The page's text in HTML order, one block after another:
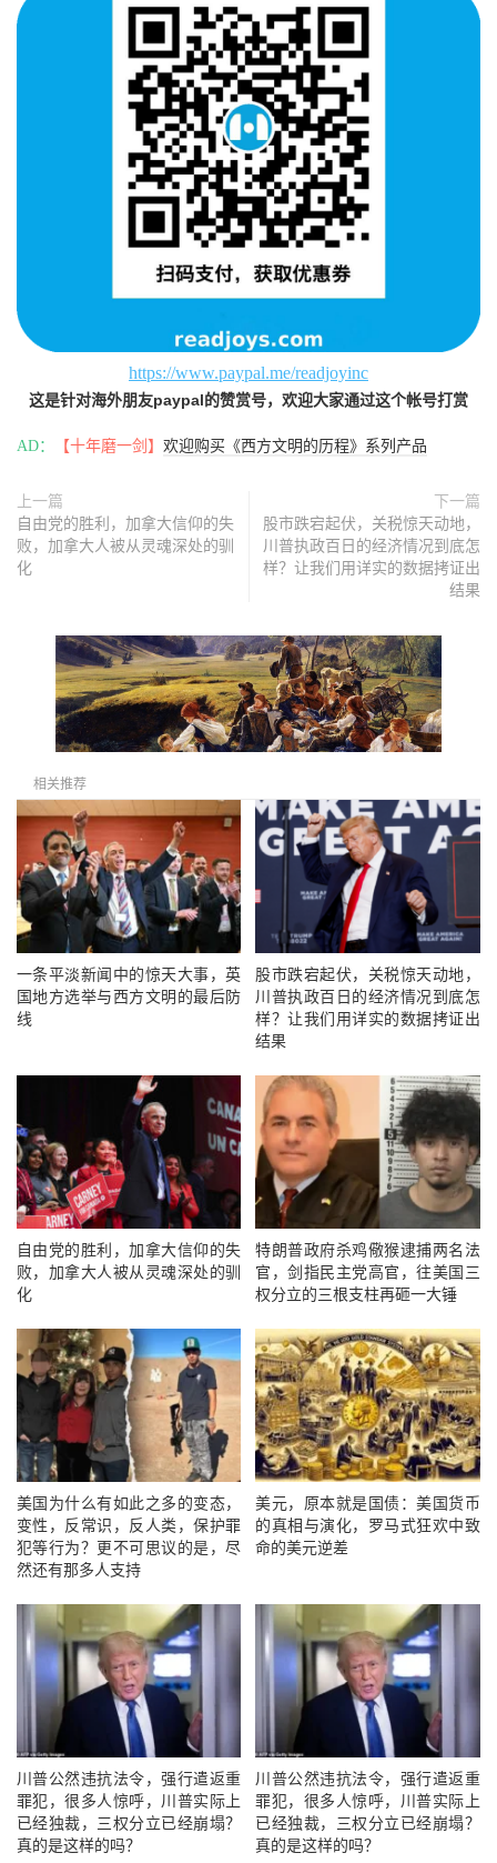
https://www.paypal.me/readjoyinc
这是针对海外朋友paypal的赞赏号，欢迎大家通过这个帐号打赏
AD： 【十年磨一剑】 欢迎购买《西方文明的历程》系列产品
上一篇
自由党的胜利，加拿大信仰的失
败，加拿大人被从灵魂深处的驯
化
下一篇
股市跌宕起伏，关税惊天动地，
川普执政百日的经济情况到底怎
样？让我们用详实的数据拷证出
结果
相关推荐
一条平淡新闻中的惊天大事，英
国地方选举与西方文明的最后防
线
股市跌宕起伏，关税惊天动地，
川普执政百日的经济情况到底怎
样？让我们用详实的数据拷证出
结果
自由党的胜利，加拿大信仰的失
败，加拿大人被从灵魂深处的驯
化
特朗普政府杀鸡儆猴逮捕两名法
官，剑指民主党高官，往美国三
权分立的三根支柱再砸一大锤
美国为什么有如此之多的变态，
变性，反常识，反人类，保护罪
犯等行为？更不可思议的是，尽
然还有那多人支持
美元，原本就是国债：美国货币
的真相与演化，罗马式狂欢中致
命的美元逆差
川普公然违抗法令，强行遣返重
罪犯，很多人惊呼，川普实际上
已经独裁，三权分立已经崩塌？
真的是这样的吗？
川普公然违抗法令，强行遣返重
罪犯，很多人惊呼，川普实际上
已经独裁，三权分立已经崩塌？
真的是这样的吗？